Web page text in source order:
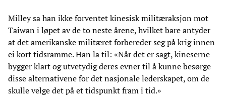
Milley sa han ikke forventet kinesisk militæraksjon mot
Taiwan i løpet av de to neste årene, hvilket bare antyder
at det amerikanske militæret forbereder seg på krig innen
ei kort tidsramme. Han la til: «Når det er sagt, kineserne
bygger klart og utvetydig deres evner til å kunne besørge
disse alternativene for det nasjonale lederskapet, om de
skulle velge det på et tidspunkt fram i tid.»